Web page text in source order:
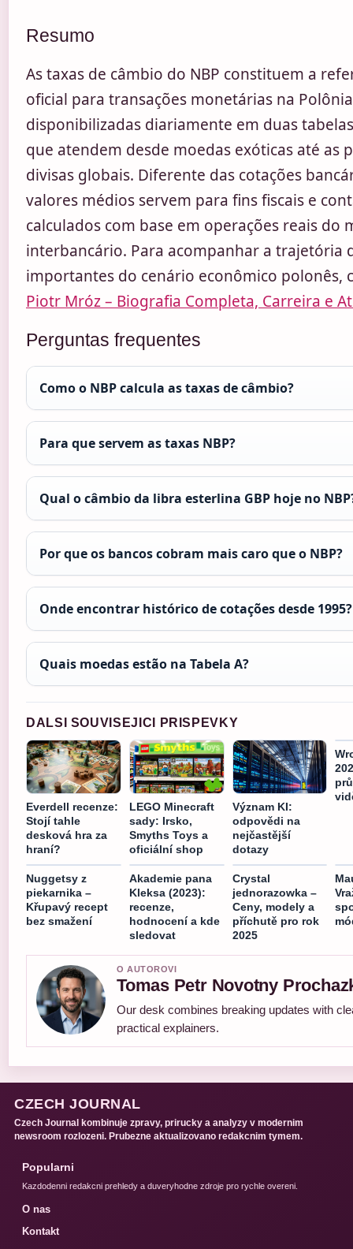
Resumo
As taxas de câmbio do NBP constituem a
oficial para transações monetárias na
disponibilizadas diariamente em duas
que atendem desde moedas exóticas até as
divisas globais. Diferente das cotações
valores médios servem para fins fiscais e
calculados com base em operações reais do
interbancário. Para acompanhar a trajetória
importantes do cenário econômico polonês,
Piotr Mróz – Biografia Completa, Carreira e
Perguntas frequentes
Como o NBP calcula as taxas de câmbio?
Para que servem as taxas NBP?
Qual o câmbio da libra esterlina GBP hoje no
Por que os bancos cobram mais caro que o NBP?
Onde encontrar histórico de cotações desde 1995?
Quais moedas estão na Tabela A?
DALSI SOUVISEJICI PRISPEVKY
Everdell recenze:
Stojí tahle
desková hra za
hraní?
LEGO Minecraft
sady: Irsko,
Smyths Toys a
oficiální shop
Význam KI:
odpovědi na
nejčastější
dotazy
Nuggetsy z
piekarnika –
Křupavý recept
bez smažení
Akademie pana
Kleksa (2023):
recenze,
hodnocení a kde
sledovat
Crystal
jednorazowka –
Ceny, modely a
příchutě pro rok
2025
O AUTOROVI
Tomas Petr Novotny
Our desk combines breaking updates with
practical explainers.
CZECH JOURNAL
Czech Journal kombinuje zpravy, prirucky a analyzy v modernim
newsroom rozlozeni. Prubezne aktualizovano redakcnim tymem.
Popularni
Kazdodenni redakcni prehledy a duveryhodne zdroje pro rychle overeni.
O nas
Kontakt